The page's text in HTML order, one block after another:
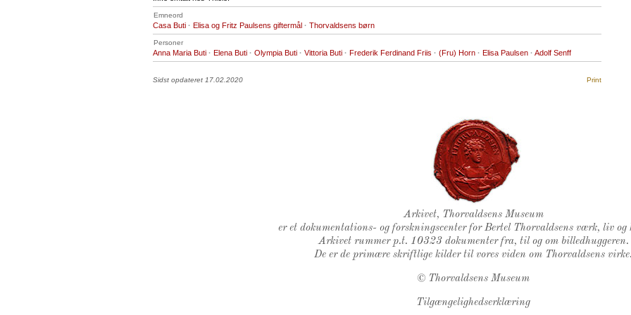
Emneord
Casa Buti · Elisa og Fritz Paulsens giftermål · Thorvaldsens børn
Personer
Anna Maria Buti · Elena Buti · Olympia Buti · Vittoria Buti · Frederik Ferdinand Friis · (Fru) Horn · Elisa Paulsen · Adolf Senff
Sidst opdateret 17.02.2020 Print
Thorvaldsens Segl
Arkivet, Thorvaldsens Museum
er et dokumentations- og forskningscenter for Bertel Thorvaldsens værk, liv og
Arkivet rummer p.t. 10323 dokumenter fra, til og om billedhuggeren.
De er de primære skriftlige kilder til vores viden om Thorvaldsens virke.
© Thorvaldsens Museum
Tilgængelighedserklæring